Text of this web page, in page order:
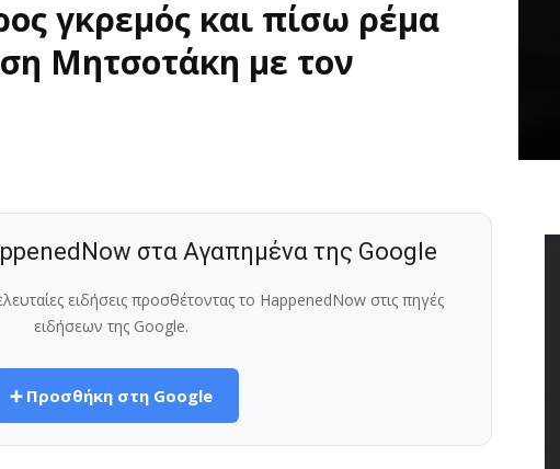
γκρεμός και πίσω ρέμα
Μητσοτάκη με τον
στα Αγαπημένα της Google
ειδήσεις προσθέτοντας το HappenedNow στις πηγές
ειδήσεων της Google.
➕ Προσθήκη στη Google